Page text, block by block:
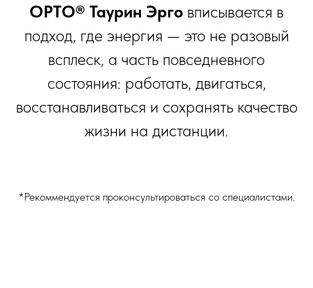
ОРТО® Таурин Эрго вписывается в
подход, где энергия — это не разовый
всплеск, а часть повседневного
состояния: работать, двигаться,
восстанавливаться и сохранять качество
жизни на дистанции.
*Рекоммендуется проконсультироваться со специалистами.